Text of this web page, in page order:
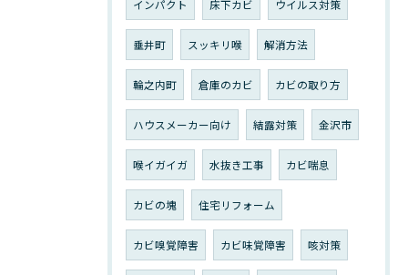
インパクト 床下カビ ウイルス対策
垂井町 スッキリ喉 解消方法
輪之内町 倉庫のカビ カビの取り方
ハウスメーカー向け 結露対策 金沢市
喉イガイガ 水抜き工事 カビ喘息
カビの塊 住宅リフォーム
カビ嗅覚障害 カビ味覚障害 咳対策